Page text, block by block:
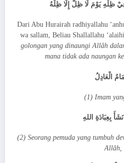
ظِلِّهِ يَوْمَ لَا ظِلَّ إِلَّا ظِلُّهُ
Dari Abu Hurairah radhiyallahu
wa sallam, Beliau Shallallahu
golongan yang dinaungi Allâh
mana tidak ada naungan
الْعَادِلُ
(1) Imam
بِعِبَادَةِ اللهِ
(2) Seorang pemuda yang tumbuh
Allâh,